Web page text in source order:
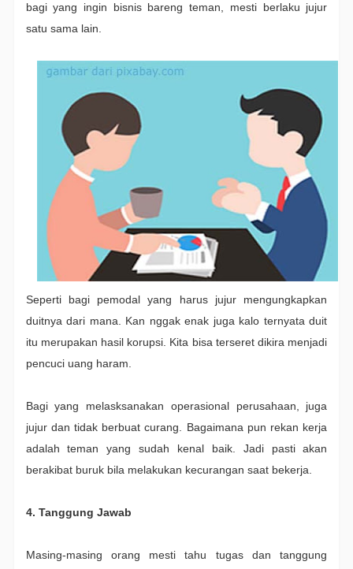
bagi yang ingin bisnis bareng teman, mesti berlaku jujur
satu sama lain.
Seperti bagi pemodal yang harus jujur mengungkapkan
duitnya dari mana. Kan nggak enak juga kalo ternyata duit
itu merupakan hasil korupsi. Kita bisa terseret dikira menjadi
pencuci uang haram.
Bagi yang melasksanakan operasional perusahaan, juga
jujur dan tidak berbuat curang. Bagaimana pun rekan kerja
adalah teman yang sudah kenal baik. Jadi pasti akan
berakibat buruk bila melakukan kecurangan saat bekerja.
4. Tanggung Jawab
Masing-masing orang mesti tahu tugas dan tanggung